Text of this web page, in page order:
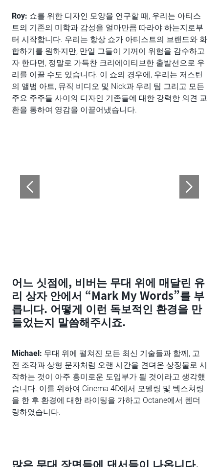
Roy: 쇼를 위한 디자인 모양을 연구할 때, 우리는 아티스
트의 기존의 미학과 감성을 얼마만큼 따라야 하는지로부
터 시작합니다. 우리는 항상 쇼가 아티스트의 브랜드와 화
합하기를 원하지만, 만일 그들이 기꺼이 위험을 감수하고
자 한다면, 정말로 가득찬 크리에이티브한 출발선으로 우
리를 이끌 수도 있습니다. 이 쇼의 경우에, 우리는 저스틴
의 앨범 아트, 뮤직 비디오 및 Nick과 우리 팀 그리고 모든
주요 주주들 사이의 디자인 기존들에 대한 강력한 의견 교
환을 통하여 영감을 이끌어냈습니다.
어느 싯점에, 비버는 무대 위에 매달린 유
리 상자 안에서 “Mark My Words”를 부
릅니다. 어떻게 이런 독보적인 환경을 만
들었는지 말씀해주시죠.
Michael: 무대 위에 펼쳐진 모든 최신 기술들과 함께, 고
전 조각과 상형 문자처럼 오랜 시간을 견뎌온 상징물로 시
작하는 것이 아주 흥미로운 도입부가 될 것이라고 생각했
습니다. 이를 위하여 Cinema 4D에서 모델링 및 텍스쳐링
을 한 후 환경에 대한 라이팅을 가하고 Octane에서 렌더
링하였습니다.
많은 무대 장면들에 댄서들이 나옵니다.